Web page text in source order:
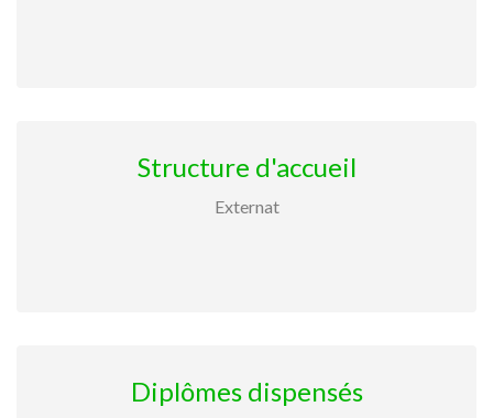
Structure d'accueil
Externat
Diplômes dispensés